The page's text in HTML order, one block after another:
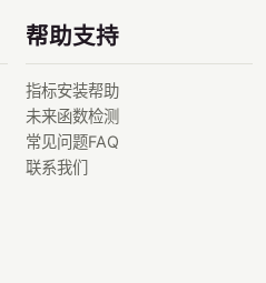
帮助支持
指标安装帮助
未来函数检测
常见问题FAQ
联系我们